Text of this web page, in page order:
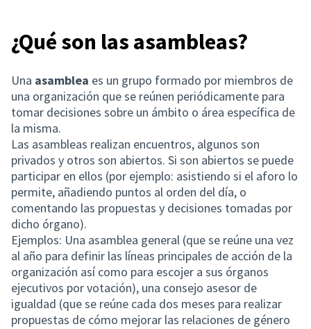
¿Qué son las asambleas?
Una asamblea es un grupo formado por miembros de
una organización que se reúnen periódicamente para
tomar decisiones sobre un ámbito o área específica de
la misma.
Las asambleas realizan encuentros, algunos son
privados y otros son abiertos. Si son abiertos se puede
participar en ellos (por ejemplo: asistiendo si el aforo lo
permite, añadiendo puntos al orden del día, o
comentando las propuestas y decisiones tomadas por
dicho órgano).
Ejemplos: Una asamblea general (que se reúne una vez
al año para definir las líneas principales de acción de la
organización así como para escojer a sus órganos
ejecutivos por votación), una consejo asesor de
igualdad (que se reúne cada dos meses para realizar
propuestas de cómo mejorar las relaciones de género